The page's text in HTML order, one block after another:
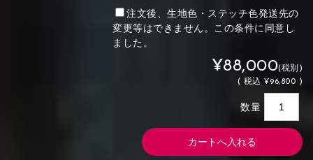
注文後、生地色・ステッチ色発送先の
変更等はできません。この条件に同意し
ました。
¥88,000(税別)
( 税込 ¥96,800 )
数量